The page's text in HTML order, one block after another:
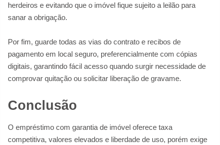
herdeiros e evitando que o imóvel fique sujeito a leilão para
sanar a obrigação.
Por fim, guarde todas as vias do contrato e recibos de
pagamento em local seguro, preferencialmente com cópias
digitais, garantindo fácil acesso quando surgir necessidade de
comprovar quitação ou solicitar liberação de gravame.
Conclusão
O empréstimo com garantia de imóvel oferece taxa
competitiva, valores elevados e liberdade de uso, porém exige